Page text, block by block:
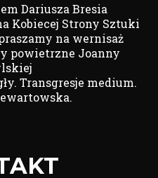
Dariusza Bresia
Kobiecej Strony Sztuki
na wernisaż
powietrzne Joanny
Transgresje medium.